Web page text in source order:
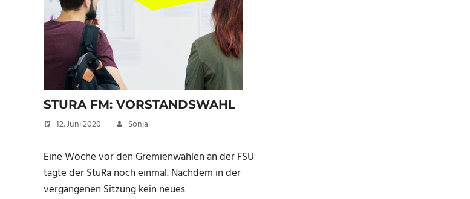
STURA FM: VORSTANDSWAHL
12. Juni 2020 Sonja
Eine Woche vor den Gremienwahlen an der FSU
tagte der StuRa noch einmal. Nachdem in der
vergangenen Sitzung kein neues